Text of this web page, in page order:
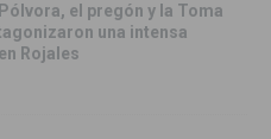
el pregón y la Toma
una intensa
Rojales